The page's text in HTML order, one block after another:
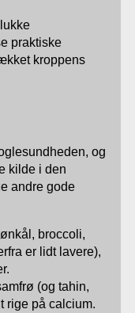
praktiske
kroppens
og
kilde i den
andre gode
broccoli,
er lidt lavere),
(og tahin,
rige på calcium.